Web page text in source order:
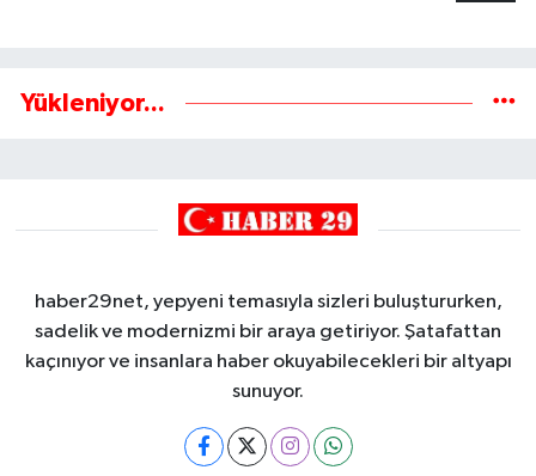
Yükleniyor...
haber29net, yepyeni temasıyla sizleri buluştururken,
sadelik ve modernizmi bir araya getiriyor. Şatafattan
kaçınıyor ve insanlara haber okuyabilecekleri bir altyapı
sunuyor.